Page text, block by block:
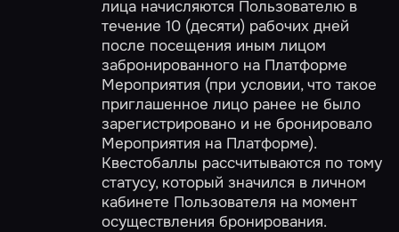
лица начисляются Пользователю в
течение 10 (десяти) рабочих дней
после посещения иным лицом
забронированного на Платформе
Мероприятия (при условии, что такое
приглашенное лицо ранее не было
зарегистрировано и не бронировало
Мероприятия на Платформе).
Квестобаллы рассчитываются по тому
статусу, который значился в личном
кабинете Пользователя на момент
осуществления бронирования.